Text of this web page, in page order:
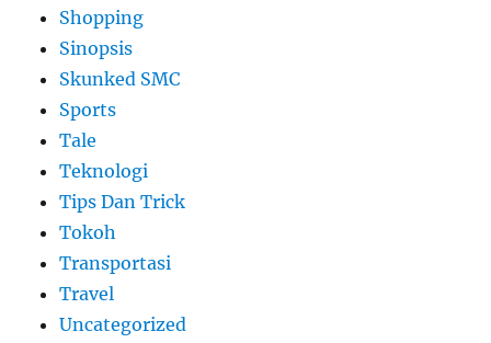
Shopping
Sinopsis
Skunked SMC
Sports
Tale
Teknologi
Tips Dan Trick
Tokoh
Transportasi
Travel
Uncategorized